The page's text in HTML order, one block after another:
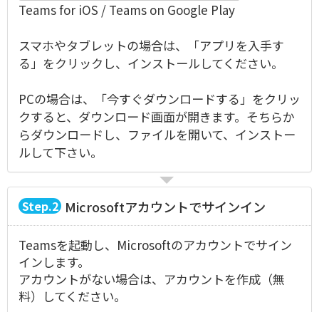
Teams for iOS / Teams on Google Play
スマホやタブレットの場合は、「アプリを入手す
る」をクリックし、インストールしてください。
PCの場合は、「今すぐダウンロードする」をクリッ
クすると、ダウンロード画面が開きます。そちらか
らダウンロードし、ファイルを開いて、インストー
ルして下さい。
2 Microsoftアカウントでサインイン
Teamsを起動し、Microsoftのアカウントでサイン
インします。
アカウントがない場合は、アカウントを作成（無
料）してください。